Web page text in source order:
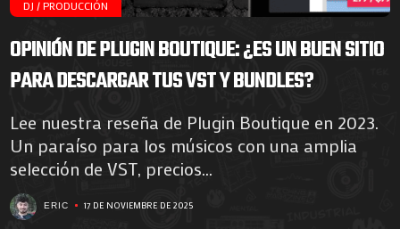
DJ / PRODUCCIÓN
OPINIÓN DE PLUGIN BOUTIQUE: ¿ES UN BUEN SITIO
PARA DESCARGAR TUS VST Y BUNDLES?
Lee nuestra reseña de Plugin Boutique en 2023.
Un paraíso para los músicos con una amplia
selección de VST, precios...
ERIC 17 DE NOVIEMBRE DE 2025